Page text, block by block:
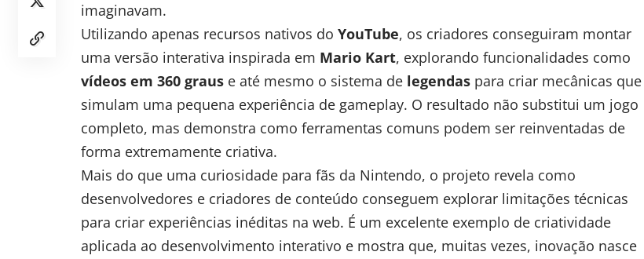
imaginavam.
Utilizando apenas recursos nativos do YouTube, os criadores conseguiram montar
uma versão interativa inspirada em Mario Kart, explorando funcionalidades como
vídeos em 360 graus e até mesmo o sistema de legendas para criar mecânicas que
simulam uma pequena experiência de gameplay. O resultado não substitui um jogo
completo, mas demonstra como ferramentas comuns podem ser reinventadas de
forma extremamente criativa.
Mais do que uma curiosidade para fãs da Nintendo, o projeto revela como
desenvolvedores e criadores de conteúdo conseguem explorar limitações técnicas
para criar experiências inéditas na web. É um excelente exemplo de criatividade
aplicada ao desenvolvimento interativo e mostra que, muitas vezes, inovação nasce